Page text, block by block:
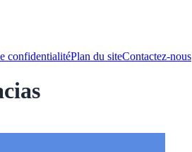
confidentialitéPlan du siteContactez-nous